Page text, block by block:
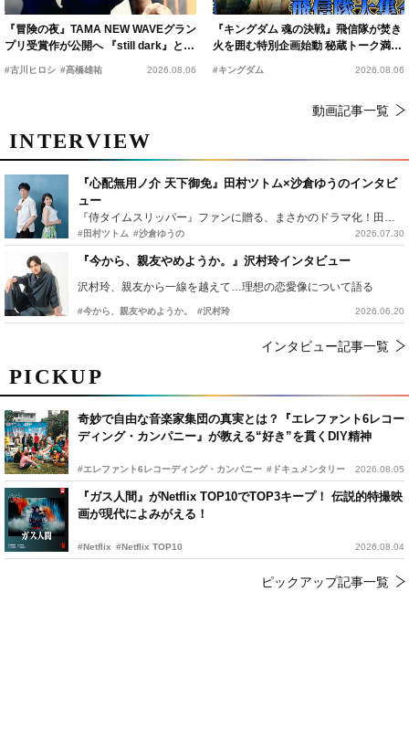
PICKUP
奇妙で自由な音楽家集団の真実とは？『エレファント6レコー
ディング・カンパニー』が教える“好き”を貫くDIY精神
#エレファント6レコーディング・カンパニー #ドキュメンタリー 2026.08.05
『ガス人間』がNetflix TOP10でTOP3キープ！ 伝説的特撮映
画が現代によみがえる！
#Netflix #Netflix TOP10 2026.08.04
ピックアップ記事一覧
『冒険の夜』TAMA NEW WAVEグラン
プリ受賞作が公開へ 『still dark』と同
時上映決定
#古川ヒロシ #髙橋雄祐 2026.08.06
『キングダム 魂の決戦』飛信隊が焚き
火を囲む特別企画始動 秘蔵トーク満載
の“キングダムキャンプ”開催
#キングダム 2026.08.06
動画記事一覧
INTERVIEW
『心配無用ノ介 天下御免』田村ツトム×沙倉ゆうのインタビ
ュー
『侍タイムスリッパー』ファンに贈る、まさかのドラマ化！田村ツトム×沙倉ゆうのが語る『心配無用ノ介』撮影秘話
#田村ツトム #沙倉ゆうの 2026.07.30
『今から、親友やめようか。』沢村玲インタビュー
沢村玲、親友から一線を越えて…理想の恋愛像について語る
#今から、親友やめようか。 #沢村玲 2026.06.20
インタビュー記事一覧